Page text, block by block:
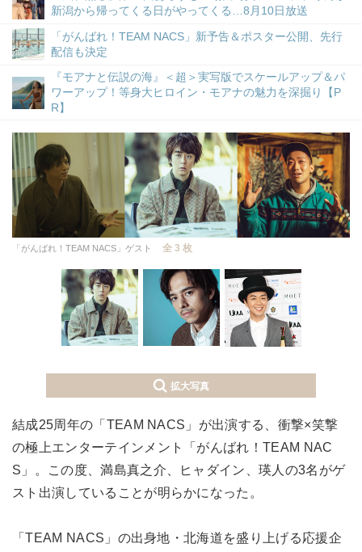
新潟から帰ってくる日がやってくる…8月10日放送
「がんばれ！TEAM NACS」新予告＆ポスター公開、先行
配信も決定
『モアナと伝説の海』＜超＞実写版でスケールアップ＆パ
ワーアップ！等身大ヒロイン・モアナの魅力を深掘り【P
R】
「がんばれ！TEAM NACS」ゲスト 全 3 枚
拡大写真
結成25周年の「TEAM NACS」が出演する、衝撃×笑撃
の極上エンターテインメント「がんばれ！TEAM NAC
S」。この度、満島真之介、ヒャダイン、瑛人の3名がゲ
スト出演していることが明らかになった。
「TEAM NACS」の出身地・北海道を盛り上げる応援企